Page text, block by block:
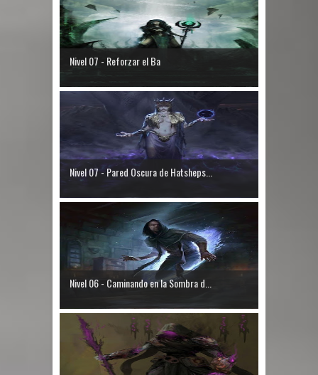
Nivel 07 - Reforzar el Ba
Nivel 07 - Pared Oscura de Hatsheps...
Nivel 06 - Caminando en la Sombra d...